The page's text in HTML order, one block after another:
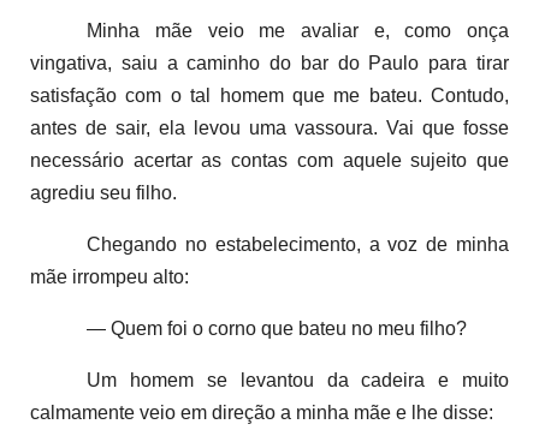
Minha mãe veio me avaliar e, como onça
vingativa, saiu a caminho do bar do Paulo para tirar
satisfação com o tal homem que me bateu. Contudo,
antes de sair, ela levou uma vassoura. Vai que fosse
necessário acertar as contas com aquele sujeito que
agrediu seu filho.
Chegando no estabelecimento, a voz de minha
mãe irrompeu alto:
— Quem foi o corno que bateu no meu filho?
Um homem se levantou da cadeira e muito
calmamente veio em direção a minha mãe e lhe disse: